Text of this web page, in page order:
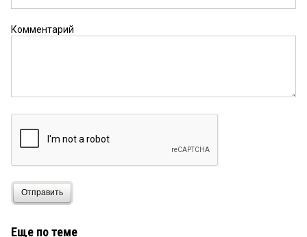
Бирюк 23 марта 2023 в 17:40:
Четвериков 23 марта 2023 в 17:00:
Зерно Сибири!!! Золотыми буквами в летопись
Комментарий
Отправить
Еще по теме